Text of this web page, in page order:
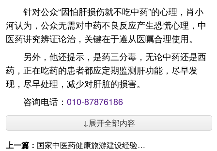
针对公众“因怕肝损伤就不吃中药”的心理，肖小
河认为，公众无需对中药不良反应产生恐慌心理，中
医药讲究辨证论治，关键在于遵从医嘱合理使用。
另外，他还提示，是药三分毒，无论中药还是西
药，正在吃药的患者都应定期监测肝功能，尽早发
现，尽早处理，减少对肝脏的损害。
咨询电话： 010-87876186
↓展开全部内容
上一篇： 国家中医药健康旅游建设经验交流暨标准研讨会举行